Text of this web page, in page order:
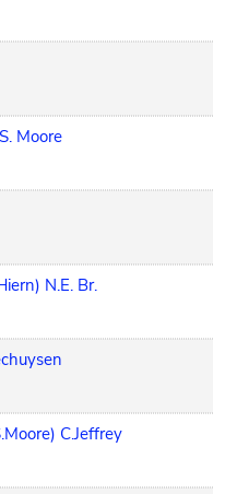
S. Moore
N.E. Br.
C.Jeffrey